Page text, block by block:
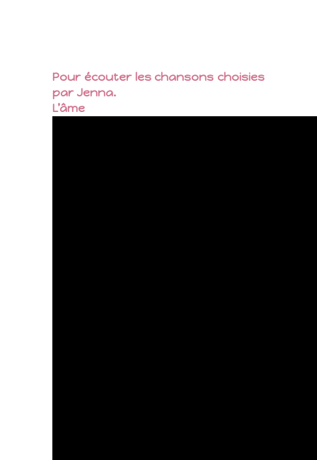
Pour écouter les chansons choisies
par Jenna.
L’âme